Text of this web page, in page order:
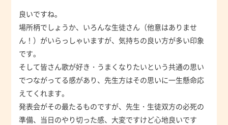
良いですね。
場所柄でしょうか、いろんな生徒さん（他意はありませ
ん！）がいらっしゃいますが、気持ちの良い方が多い印象
です。
そして皆さん歌が好き・うまくなりたいという共通の思い
でつながってる感があり、先生方はその思いに一生懸命応
えてくれます。
発表会がその最たるものですが、先生・生徒双方の必死の
準備、当日のやり切った感、大変ですけど心地良いです